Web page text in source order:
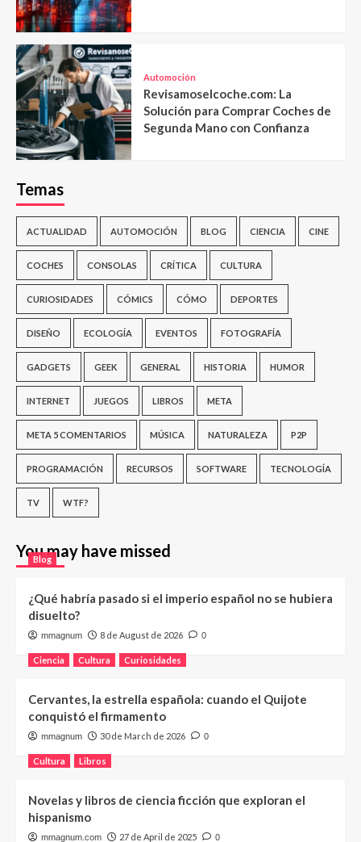
Automoción
Revisamoselcoche.com: La
Solución para Comprar Coches de
Segunda Mano con Confianza
Temas
ACTUALIDAD AUTOMOCIÓN BLOG CIENCIA CINE
COCHES CONSOLAS CRÍTICA CULTURA
CURIOSIDADES CÓMICS CÓMO DEPORTES
DISEÑO ECOLOGÍA EVENTOS FOTOGRAFÍA
GADGETS GEEK GENERAL HISTORIA HUMOR
INTERNET JUEGOS LIBROS META
META 5 COMENTARIOS MÚSICA NATURALEZA P2P
PROGRAMACIÓN RECURSOS SOFTWARE TECNOLOGÍA
TV WTF?
You may have missed
Blog
¿Qué habría pasado si el imperio español no se hubiera
disuelto?
mmagnum 8 de August de 2026 0
Ciencia Cultura Curiosidades
Cervantes, la estrella española: cuando el Quijote
conquistó el firmamento
mmagnum 30 de March de 2026 0
Cultura Libros
Novelas y libros de ciencia ficción que exploran el
hispanismo
mmagnum.com 27 de April de 2025 0